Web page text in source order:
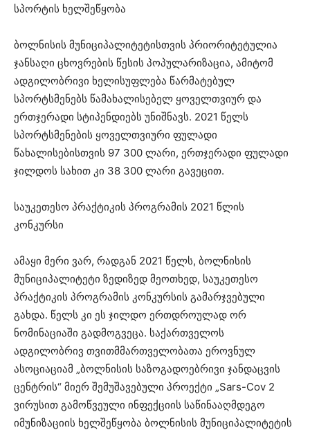
სპორტის ხელშეწყობა
ბოლნისის მუნიციპალიტეტისთვის პრიორიტეტულია
ჯანსაღი ცხოვრების წესის პოპულარიზაცია, ამიტომ
ადგილობრივი ხელისუფლება წარმატებულ
სპორტსმენებს წამახალისებელ ყოველთვიურ და
ერთჯერადი სტიპენდიებს უნიშნავს. 2021 წელს
სპორტსმენების ყოველთვიური ფულადი
წახალისებისთვის 97 300 ლარი, ერთჯერადი ფულადი
ჯილდოს სახით კი 38 300 ლარი გავეცით.
საუკეთესო პრაქტიკის პროგრამის 2021 წლის
კონკურსი
ამაყი მერი ვარ, რადგან 2021 წელს, ბოლნისის
მუნიციპალიტეტი ზედიზედ მეოთხედ, საუკეთესო
პრაქტიკის პროგრამის კონკურსის გამარჯვებული
გახდა. წელს კი ეს ჯილდო ერთდროულად ორ
ნომინაციაში გადმოგვეცა. საქართველოს
ადგილობრივ თვითმმართველობათა ეროვნულ
ასოციაციამ „ბოლნისის საზოგადოებრივი ჯანდაცვის
ცენტრის“ მიერ შემუშავებული პროექტი „Sars-Cov 2
ვირუსით გამოწვეული ინფექციის საწინააღმდეგო
იმუნიზაციის ხელშეწყობა ბოლნისის მუნიციპალიტეტის